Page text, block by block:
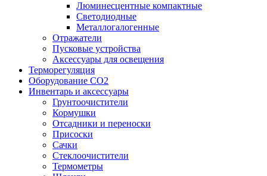
Люминесцентные компактные
Светодиодные
Металлогалогенные
Отражатели
Пусковые устройства
Аксессуары для освещения
Терморегуляция
Оборудование CO2
Инвентарь и аксессуары
Грунтоочистители
Кормушки
Отсадники и переноски
Присоски
Сачки
Стеклоочистители
Термометры